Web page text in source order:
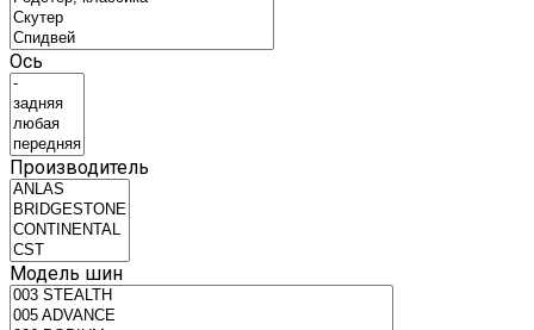
Ось
Производитель
Модель шин